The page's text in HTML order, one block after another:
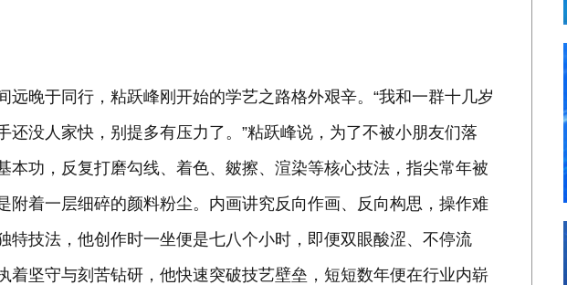
远晚于同行，粘跃峰刚开始的学艺之路格外艰辛。“我和一群十几岁
还没人家快，别提多有压力了。”粘跃峰说，为了不被小朋友们落
本功，反复打磨勾线、着色、皴擦、渲染等核心技法，指尖常年被
附着一层细碎的颜料粉尘。内画讲究反向作画、反向构思，操作难
特技法，他创作时一坐便是七八个小时，即便双眼酸涩、不停流
着坚守与刻苦钻研，他快速突破技艺壁垒，短短数年便在行业内崭